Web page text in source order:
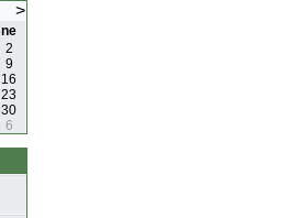
>
ne
2
9
16
23
30
6